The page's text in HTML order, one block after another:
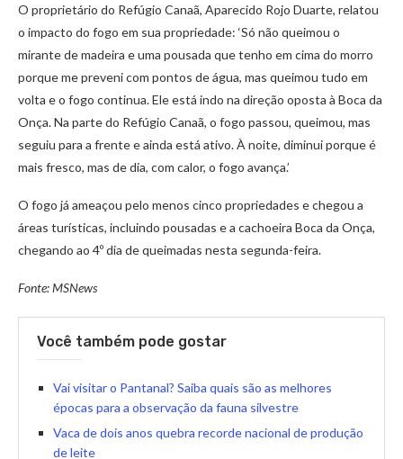
O proprietário do Refúgio Canaã, Aparecido Rojo Duarte, relatou
o impacto do fogo em sua propriedade: ‘Só não queimou o
mirante de madeira e uma pousada que tenho em cima do morro
porque me preveni com pontos de água, mas queimou tudo em
volta e o fogo continua. Ele está indo na direção oposta à Boca da
Onça. Na parte do Refúgio Canaã, o fogo passou, queimou, mas
seguiu para a frente e ainda está ativo. À noite, diminui porque é
mais fresco, mas de dia, com calor, o fogo avança.’
O fogo já ameaçou pelo menos cinco propriedades e chegou a
áreas turísticas, incluindo pousadas e a cachoeira Boca da Onça,
chegando ao 4º dia de queimadas nesta segunda-feira.
Fonte: MSNews
Você também pode gostar
Vai visitar o Pantanal? Saiba quais são as melhores
épocas para a observação da fauna silvestre
Vaca de dois anos quebra recorde nacional de produção
de leite